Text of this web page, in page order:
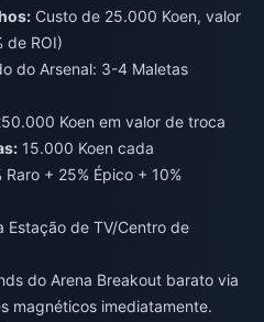
Custo de 25.000 Koen, valor
de ROI)
do Arsenal: 3-4 Maletas
Koen em valor de troca
15.000 Koen cada
+ 25% Épico + 10%
Estação de TV/Centro de
do Arena Breakout barato via
magnéticos imediatamente.